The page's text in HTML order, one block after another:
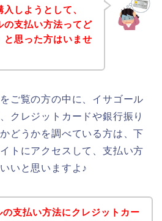
しようとして、
の支払い方法ってど
と思った方はいませ
ご覧の方の中に、イサゴール
クレジットカードや銀行振り
どうかを調べている方は、下
トにアクセスして、支払い方
いと思いますよ♪
の支払い方法にクレジットカー